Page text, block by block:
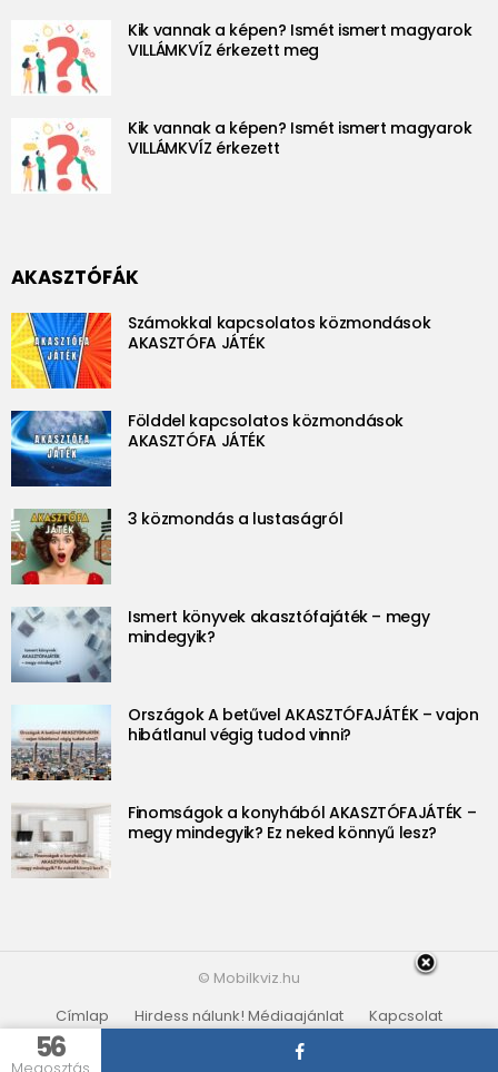
56
Kik vannak a képen? Ismét ismert magyarok
VILLÁMKVÍZ érkezett meg
Kik vannak a képen? Ismét ismert magyarok
VILLÁMKVÍZ érkezett
AKASZTÓFÁK
Számokkal kapcsolatos közmondások
AKASZTÓFA JÁTÉK
Földdel kapcsolatos közmondások
AKASZTÓFA JÁTÉK
3 közmondás a lustaságról
Ismert könyvek akasztófajáték – megy
mindegyik?
Országok A betűvel AKASZTÓFAJÁTÉK – vajon
hibátlanul végig tudod vinni?
Finomságok a konyhából AKASZTÓFAJÁTÉK –
megy mindegyik? Ez neked könnyű lesz?
© Mobilkviz.hu
Címlap
Hirdess nálunk! Médiaajánlat
Kapcsolat